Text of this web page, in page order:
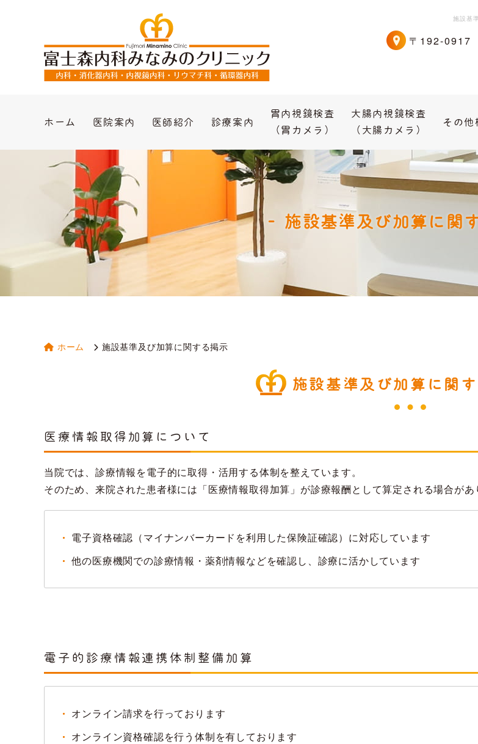
〒192-0917
ホーム 医院案内 医師紹介 診療案内
胃内視鏡検査
（胃カメラ）
大腸内視鏡検査
（大腸カメラ）
その他
施設基準及び加算に関
施設基
ホーム 施設基準及び加算に関する掲示
施設基準及び加算に関
医療情報取得加算について
当院では、診療情報を電子的に取得・活用する体制を整えています。
そのため、来院された患者様には「医療情報取得加算」が診療報酬として算定される場合があ
電子資格確認（マイナンバーカードを利用した保険証確認）に対応しています
他の医療機関での診療情報・薬剤情報などを確認し、診療に活かしています
電子的診療情報連携体制整備加算
オンライン請求を行っております
オンライン資格確認を行う体制を有しております